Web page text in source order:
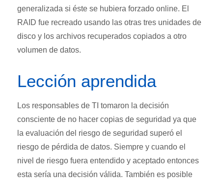
generalizada si éste se hubiera forzado online. El
RAID fue recreado usando las otras tres unidades de
disco y los archivos recuperados copiados a otro
volumen de datos.
Lección aprendida
Los responsables de TI tomaron la decisión
consciente de no hacer copias de seguridad ya que
la evaluación del riesgo de seguridad superó el
riesgo de pérdida de datos. Siempre y cuando el
nivel de riesgo fuera entendido y aceptado entonces
esta sería una decisión válida. También es posible